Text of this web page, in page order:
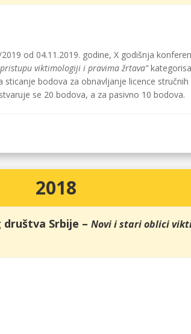
od 04.11.2019. godine, X godišnja
viktimologiji i pravima žrtava”
sticanje bodova za obnavljanje licence
se 20 bodova, a za pasivno 10 bodova.
2018
Srbije – Novi i stari oblici